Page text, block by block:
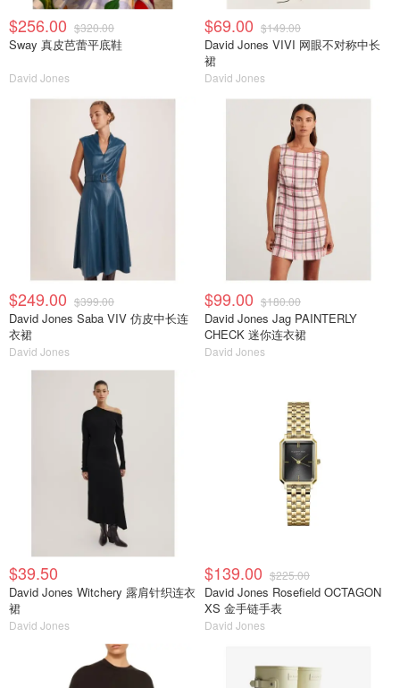
$256.00 $320.00
Sway 真皮芭蕾平底鞋
David Jones
$69.00 $149.00
David Jones VIVI 网眼不对称中长
裙
David Jones
$249.00 $399.00
David Jones Saba VIV 仿皮中长连
衣裙
David Jones
$99.00 $180.00
David Jones Jag PAINTERLY
CHECK 迷你连衣裙
David Jones
$39.50
David Jones Witchery 露肩针织连衣
裙
David Jones
$139.00 $225.00
David Jones Rosefield OCTAGON
XS 金手链手表
David Jones